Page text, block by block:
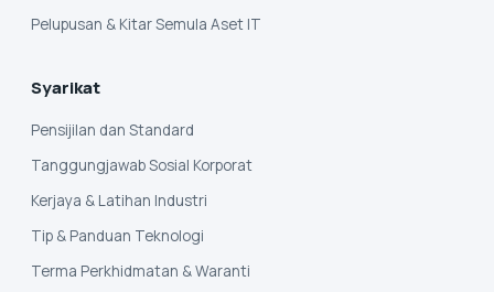
Pelupusan & Kitar Semula Aset IT
Syarikat
Pensijilan dan Standard
Tanggungjawab Sosial Korporat
Kerjaya & Latihan Industri
Tip & Panduan Teknologi
Terma Perkhidmatan & Waranti